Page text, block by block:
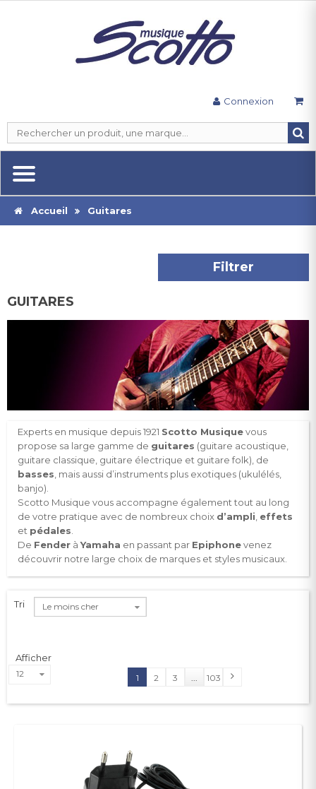
Connexion
Accueil Guitares
Filtrer
GUITARES
Experts en musique depuis 1921 Scotto Musiquevous
propose sa large gamme de guitares (guitare acoustique,
guitare classique, guitare électrique et guitare folk), de
basses , mais aussi d’instruments plus exotiques (ukulélés,
banjo).
Scotto Musique vous accompagne également tout au long
de votre pratique avec de nombreux choix d’ampli effets
et pédales
De Fender àYamaha en passant par Epiphonevenez
découvrir notre large choix de marques et styles musicaux.
1 2 3 103
Tri Le moins cher
Afficher
12